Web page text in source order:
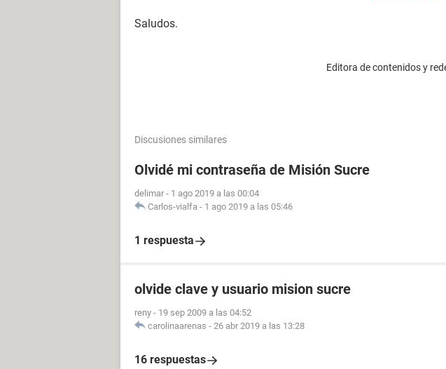
Saludos.
Editora de contenidos y
Discusiones similares
Olvidé mi contraseña de Misión Sucre
delimar - 1 ago 2019 a las 00:04
Carlos-vialfa - 1 ago 2019 a las 05:46
1 respuesta
olvide clave y usuario mision sucre
reny - 19 sep 2009 a las 04:52
carolinaarenas - 26 abr 2019 a las 13:28
16 respuestas